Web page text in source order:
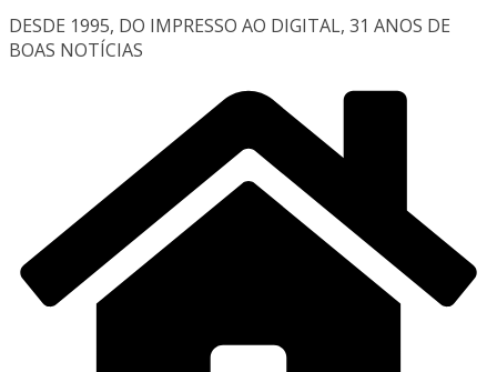
DESDE 1995, DO IMPRESSO AO DIGITAL, 31 ANOS DE
BOAS NOTÍCIAS